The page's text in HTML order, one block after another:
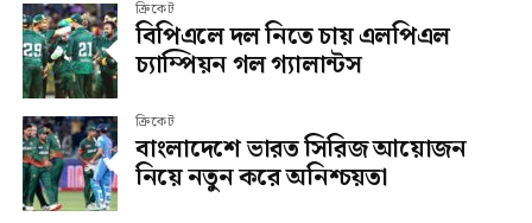
ক্রিকেট
বিপিএলে দল নিতে চায় এলপিএল
চ্যাম্পিয়ন গল গ্যালান্টস
ক্রিকেট
বাংলাদেশে ভারত সিরিজ আয়োজন
নিয়ে নতুন করে অনিশ্চয়তা